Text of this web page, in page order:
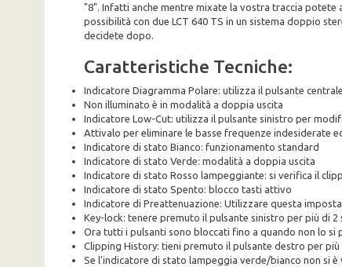
"8". Infatti anche mentre mixate la vostra traccia
possibilità con due LCT 640 TS in un sistema doppio
decidete dopo.
Caratteristiche Tecniche:
Indicatore Diagramma Polare: utilizza il pulsante
Non illuminato è in modalità a doppia uscita
Indicatore Low-Cut: utilizza il pulsante sinistro per
Attivalo per eliminare le basse frequenze indesiderate
Indicatore di stato Bianco: funzionamento standard
Indicatore di stato Verde: modalità a doppia uscita
Indicatore di stato Rosso lampeggiante: si verifica il
Indicatore di stato Spento: blocco tasti attivo
Indicatore di Preattenuazione: Utilizzare questa
Key-lock: tenere premuto il pulsante sinistro per più di
Ora tutti i pulsanti sono bloccati fino a quando non lo si
Clipping History: tieni premuto il pulsante destro per
Se l'indicatore di stato lampeggia verde/bianco non si è